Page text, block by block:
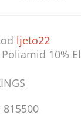
ljeto22
10%
815500